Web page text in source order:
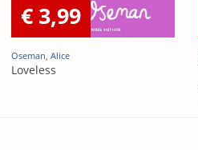
€ 3,99
Oseman, Alice
Loveless